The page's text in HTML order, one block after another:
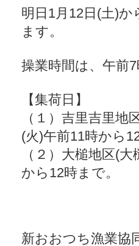
明日1月12日(土)
ます。
操業時間は、午前
【集荷日】
（１）吉里吉里地
(火)午前11時から
（２）大槌地
から12時まで。
新おおつち漁業協